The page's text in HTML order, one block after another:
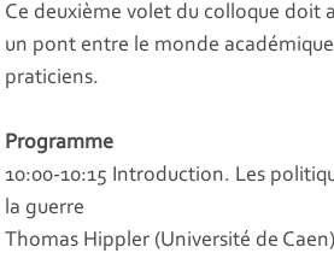
Ce deuxième volet du colloque doit
un pont entre le monde
praticiens.
Programme
10:00-10:15 Introduction. Les
la guerre
Thomas Hippler (Université de